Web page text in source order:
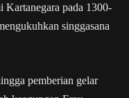
Kartanegara pada 1300-
singgasana
pemberian gelar